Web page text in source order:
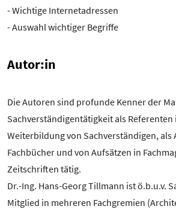
- Wichtige Internetadressen
- Auswahl wichtiger Begriffe
Autor:in
Die Autoren sind profunde Kenner der
Sachverständigentätigkeit als Referenten
Weiterbildung von Sachverständigen,
Fachbücher und von Aufsätzen in
Zeitschriften tätig.
Dr.-Ing. Hans-Georg Tillmann ist ö.b.u.v.
Mitglied in mehreren Fachgremien